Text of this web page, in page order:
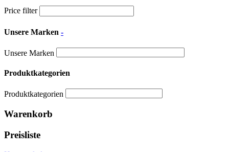
Price filter
Unsere Marken -
Unsere Marken
Produktkategorien
Produktkategorien
Warenkorb
Preisliste